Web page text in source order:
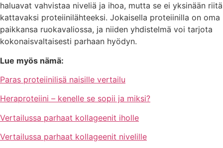
haluavat vahvistaa niveliä ja ihoa, mutta se ei yksinään riitä
kattavaksi proteiinilähteeksi. Jokaisella proteiinilla on oma
paikkansa ruokavaliossa, ja niiden yhdistelmä voi tarjota
kokonaisvaltaisesti parhaan hyödyn.
Lue myös nämä:
Paras proteiinilisä naisille vertailu
Heraproteiini – kenelle se sopii ja miksi?
Vertailussa parhaat kollageenit iholle
Vertailussa parhaat kollageenit nivelille